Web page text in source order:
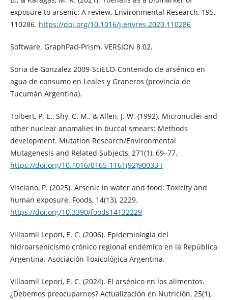
exposure to arsenic: A review. Environmental Research, 195,
110286. https://doi.org/10.1016/j.envres.2020.110286
Software. GraphPad-Prism. VERSION 8.02.
Soria de Gonzalez 2009-SciELO-Contenido de arsénico en
agua de consumo en Leales y Graneros (provincia de
Tucumán Argentina).
Tolbert, P. E., Shy, C. M., & Allen, J. W. (1992). Micronuclei and
other nuclear anomalies in buccal smears: Methods
development. Mutation Research/Environmental
Mutagenesis and Related Subjects, 271(1), 69–77.
https://doi.org/10.1016/0165-1161(92)90033-I
Visciano, P. (2025). Arsenic in water and food: Toxicity and
human exposure. Foods, 14(13), 2229.
https://doi.org/10.3390/foods14132229
Villaamil Lepori, E. C. (2006). Epidemiología del
hidroarsenicismo crónico regional endémico en la República
Argentina. Asociación Toxicológica Argentina.
Villaamil Lepori, E. C. (2024). El arsénico en los alimentos.
¿Debemos preocuparnos? Actualización en Nutrición, 25(1),